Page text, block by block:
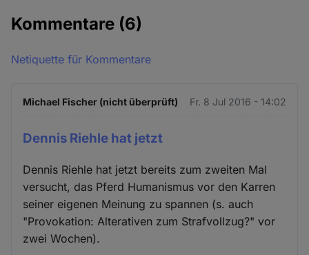
Kommentare (6)
Netiquette für Kommentare
Michael Fischer (nicht überprüft) Fr. 8 Jul 2016 - 14:02
Dennis Riehle hat jetzt
Dennis Riehle hat jetzt bereits zum zweiten Mal
versucht, das Pferd Humanismus vor den Karren
seiner eigenen Meinung zu spannen (s. auch
"Provokation: Alterativen zum Strafvollzug?" vor
zwei Wochen).